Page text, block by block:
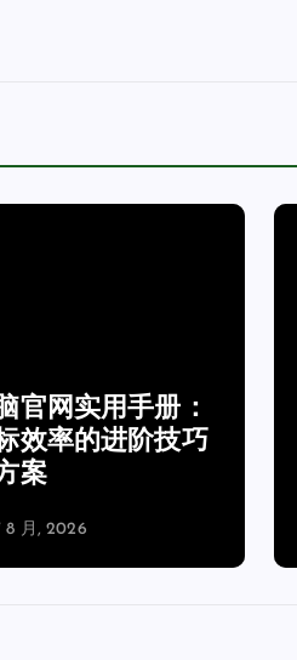
官网实用手册：
效率的进阶技巧
案
8 月, 2026